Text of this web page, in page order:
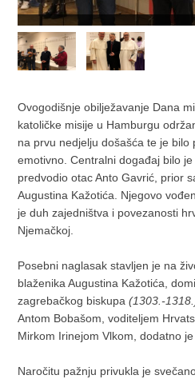
Ovogodišnje obilježavanje Dana
katoličke misije u Hamburgu
na prvu nedjelju došašća te je bilo
emotivno. Centralni događaj bilo
predvodio otac Anto Gavrić, prior
Augustina Kažotića. Njegovo
je duh zajedništva i povezanosti
Njemačkoj.
Posebni naglasak stavljen je na
blaženika Augustina Kažotića,
zagrebačkog biskupa(1303.-
Antom Bobašom, voditeljem
Mirkom Irinejom Vlkom, dodatno
Naročitu pažnju privukla je